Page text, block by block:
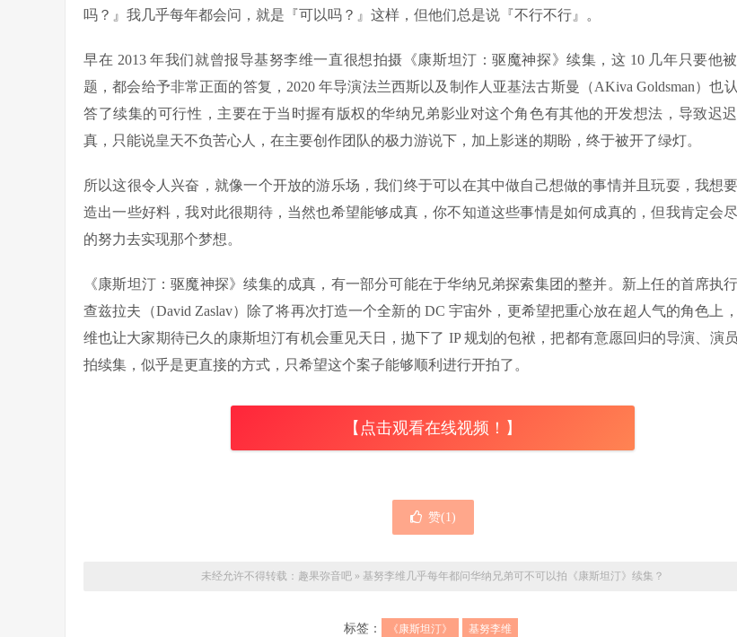
吗？』我几乎每年都会问，就是『可以吗？』这样，但他们总是说『不行不行』。
早在 2013 年我们就曾报导基努李维一直很想拍摄《康斯坦汀：驱魔神探》续集，这 10 几年只要他
题，都会给予非常正面的答复，2020 年导演法兰西斯以及制作人亚基法古斯曼（AKiva Goldsman）也
答了续集的可行性，主要在于当时握有版权的华纳兄弟影业对这个角色有其他的开发想法，导致迟
真，只能说皇天不负苦心人，在主要创作团队的极力游说下，加上影迷的期盼，终于被开了绿灯。
所以这很令人兴奋，就像一个开放的游乐场，我们终于可以在其中做自己想做的事情并且玩耍，我想
造出一些好料，我对此很期待，当然也希望能够成真，你不知道这些事情是如何成真的，但我肯定会
的努力去实现那个梦想。
《康斯坦汀：驱魔神探》续集的成真，有一部分可能在于华纳兄弟探索集团的整并。新上任的首席执
查兹拉夫（David Zaslav）除了将再次打造一个全新的 DC 宇宙外，更希望把重心放在超人气的角色上
维也让大家期待已久的康斯坦汀有机会重见天日，拋下了 IP 规划的包袱，把都有意愿回归的导演、演
拍续集，似乎是更直接的方式，只希望这个案子能够顺利进行开拍了。
【点击观看在线视频！】
赞(1)
未经允许不得转载： 趣果弥音吧 » 基努李维几乎每年都问华纳兄弟可不可以拍《康斯坦汀》续集？
标签： 《康斯坦汀》 基努李维